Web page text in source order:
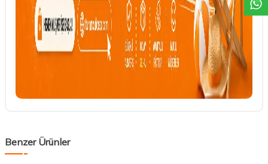
Benzer Ürünler